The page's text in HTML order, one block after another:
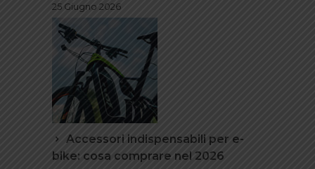
25 Giugno 2026
Accessori indispensabili per e-
bike: cosa comprare nel 2026